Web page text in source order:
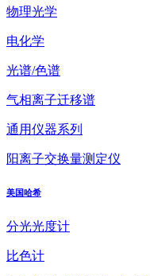
物理光学
电化学
光谱/色谱
气相离子迁移谱
通用仪器系列
阳离子交换量测定仪
美国哈希
分光光度计
比色计